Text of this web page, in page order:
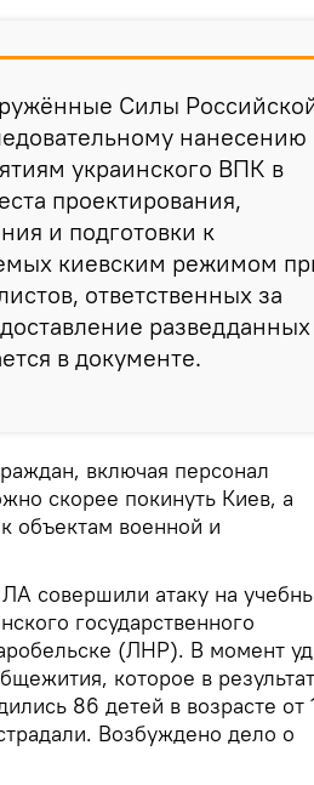
Силы
нанесению
украинского ВПК в
проектирования,
и подготовки к
киевским режимом
ответственных за
в документе.
включая персонал
скорее покинуть Киев, а
объектам военной и
совершили атаку на
государственного
(ЛНР). В момент
которое в
86 детей в возрасте от
Возбуждено дело о